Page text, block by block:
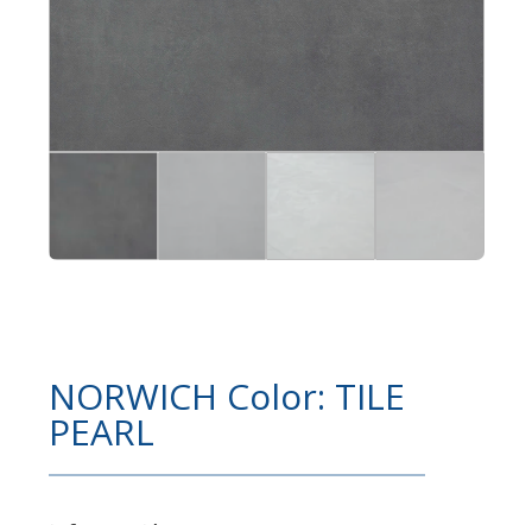
NORWICH Color: TILE
PEARL